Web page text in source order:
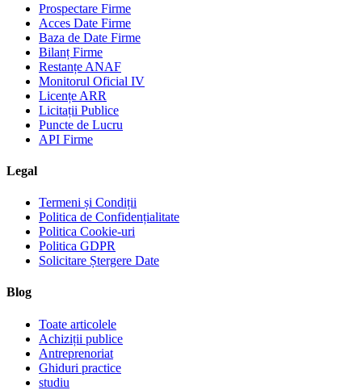
Prospectare Firme
Acces Date Firme
Baza de Date Firme
Bilanț Firme
Restanțe ANAF
Monitorul Oficial IV
Licențe ARR
Licitații Publice
Puncte de Lucru
API Firme
Legal
Termeni și Condiții
Politica de Confidențialitate
Politica Cookie-uri
Politica GDPR
Solicitare Ștergere Date
Blog
Toate articolele
Achiziții publice
Antreprenoriat
Ghiduri practice
studiu